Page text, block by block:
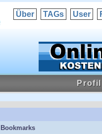
Über TAGs User
Bookmarks